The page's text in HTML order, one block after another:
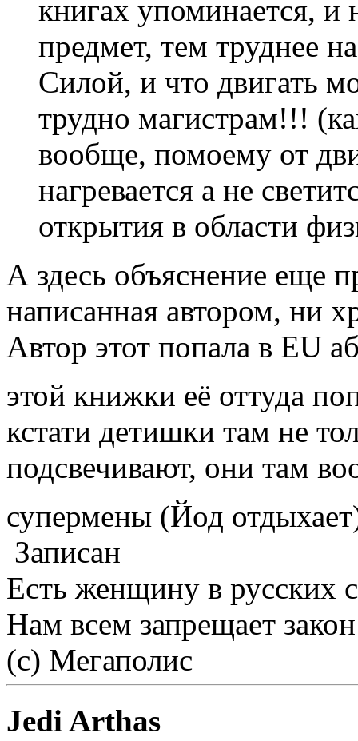
книгах упоминается, и
предмет, тем труднее
Силой, и что двигать
трудно магистрам!!!
вообще, помоему от
нагревается а не
открытия в области
А здесь объяснение еще
написанная автором, ни
Автор этот попала в EU
этой книжки её оттуда
кстати детишки там не
подсвечивают, они там
супермены (Йод
Записан
Есть женщину в русских
Нам всем запрещает закон
(с) Мегаполис
Jedi Arthas